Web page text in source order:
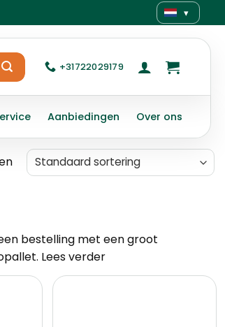
▾
+31722029179
Aanbiedingen Over ons
bestelling met een groot
Lees verder